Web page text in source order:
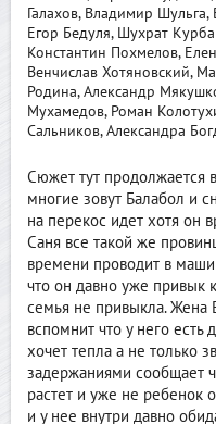
Галахов, Владимир
Егор Бедуля, Шухрат
Константин Похмелов,
Венчислав Хотяновский,
Родина, Александр
Мухамедов, Роман
Сальников, Александра
Сюжет тут продолжается
многие зовут Балабол и
на перекос идет хотя он
Саня все такой же
времени проводит в
что он давно уже привык
семья не привыкла. Жена
вспомнит что у него
хочет тепла а не только
задержаниями сообщает
растет и уже не ребенок
и у нее внутри давно